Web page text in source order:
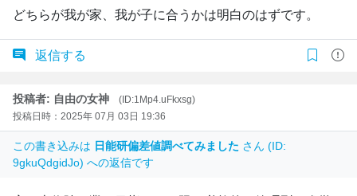
どちらが我が家、我が子に合うかは明白のはずです。
返信する
投稿者: 自由の女神
(ID:1Mp4.uFkxsg)
投稿日時：2025年 07月 03日 19:36
この書き込みは 日能研偏差値調べてみました さん (ID:
9gkuQdgidJo) への返信です